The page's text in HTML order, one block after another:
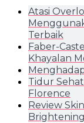
Atasi
Terbaik
Faber-
Khayalan
Tidur
Florence
Review